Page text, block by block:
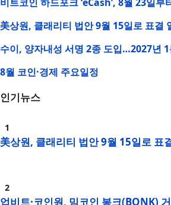
美상원, 클래리티 법안 9월 15일로 표결
수이, 양자내성 서명 2종 도입…2027년
8월 코인·경제 주요일정
인기뉴스
美상원, 클래리티 법안 9월 15일로 표
업비트·코인원, 밈코인 봉크(BONK)